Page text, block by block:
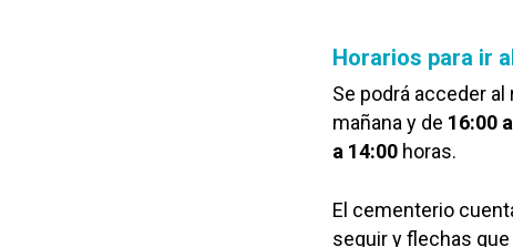
Horarios para ir
Se podrá acceder al
mañana y de 16:00
a 14:00 horas.
El cementerio
seguir y flechas